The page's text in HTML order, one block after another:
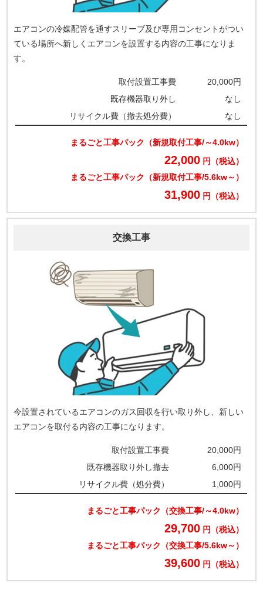
エアコンの冷媒配管を通すスリーブ及び専用コンセントがつい
ている場所へ新しくエアコンを設置する内容の工事になりま
す。
取付設置工事費
20,000円
既存機器取り外し
なし
リサイクル費（撤去処分費）
なし
まるごと工事パック（新規取付工事/～4.0kw）
22,000 円（税込）
まるごと工事パック（新規取付工事/5.6kw～）
31,900 円（税込）
交換工事
今設置されているエアコンのガス回収を行い取り外し、新しい
エアコンを取付る内容の工事になります。
取付設置工事費
20,000円
既存機器取り外し撤去
6,000円
リサイクル費（処分費）
1,000円
まるごと工事パック（交換工事/～4.0kw）
29,700 円（税込）
まるごと工事パック（交換工事/5.6kw～）
39,600 円（税込）